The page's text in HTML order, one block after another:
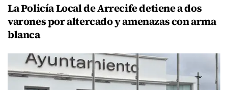
La Policía Local de Arrecife detiene a dos
varones por altercado y amenazas con arma
blanca